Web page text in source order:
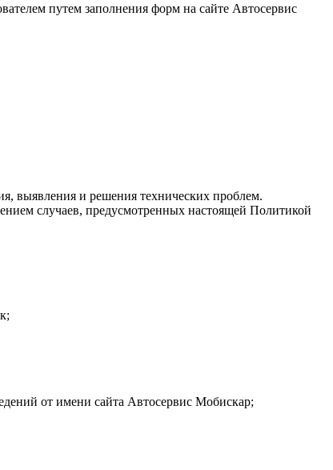
путем заполнения форм на сайте Автосервис
выявления и решения технических проблем.
случаев, предусмотренных настоящей Политикой
от имени сайта Автосервис Мобискар;